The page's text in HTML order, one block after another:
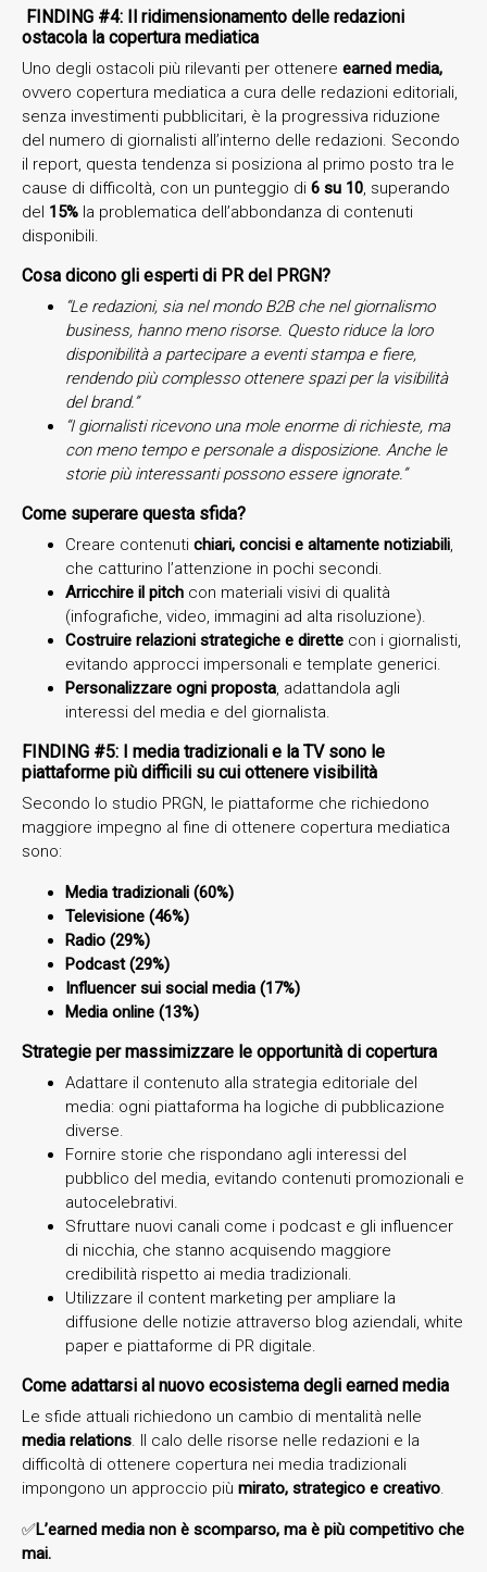
FINDING #4: Il ridimensionamento delle redazioni
ostacola la copertura mediatica
Uno degli ostacoli più rilevanti per ottenere earned media,
ovvero copertura mediatica a cura delle redazioni editoriali,
senza investimenti pubblicitari, è la progressiva riduzione
del numero di giornalisti all’interno delle redazioni. Secondo
il report, questa tendenza si posiziona al primo posto tra le
cause di difficoltà, con un punteggio di 6 su 10, superando
del 15% la problematica dell’abbondanza di contenuti
disponibili.
Cosa dicono gli esperti di PR del PRGN?
“Le redazioni, sia nel mondo B2B che nel giornalismo
business, hanno meno risorse. Questo riduce la loro
disponibilità a partecipare a eventi stampa e fiere,
rendendo più complesso ottenere spazi per la visibilità
del brand.”
“I giornalisti ricevono una mole enorme di richieste, ma
con meno tempo e personale a disposizione. Anche le
storie più interessanti possono essere ignorate.”
Come superare questa sfida?
Creare contenuti chiari, concisi e altamente notiziabili,
che catturino l’attenzione in pochi secondi.
Arricchire il pitch con materiali visivi di qualità
(infografiche, video, immagini ad alta risoluzione).
Costruire relazioni strategiche e dirette con i giornalisti,
evitando approcci impersonali e template generici.
Personalizzare ogni proposta, adattandola agli
interessi del media e del giornalista.
FINDING #5: I media tradizionali e la TV sono le
piattaforme più difficili su cui ottenere visibilità
Secondo lo studio PRGN, le piattaforme che richiedono
maggiore impegno al fine di ottenere copertura mediatica
sono:
Media tradizionali (60%)
Televisione (46%)
Radio (29%)
Podcast (29%)
Influencer sui social media (17%)
Media online (13%)
Strategie per massimizzare le opportunità di copertura
Adattare il contenuto alla strategia editoriale del
media: ogni piattaforma ha logiche di pubblicazione
diverse.
Fornire storie che rispondano agli interessi del
pubblico del media, evitando contenuti promozionali e
autocelebrativi.
Sfruttare nuovi canali come i podcast e gli influencer
di nicchia, che stanno acquisendo maggiore
credibilità rispetto ai media tradizionali.
Utilizzare il content marketing per ampliare la
diffusione delle notizie attraverso blog aziendali, white
paper e piattaforme di PR digitale.
Come adattarsi al nuovo ecosistema degli earned media
Le sfide attuali richiedono un cambio di mentalità nelle
media relations. Il calo delle risorse nelle redazioni e la
difficoltà di ottenere copertura nei media tradizionali
impongono un approccio più mirato, strategico e creativo.
✅L’earned media non è scomparso, ma è più competitivo che
mai.